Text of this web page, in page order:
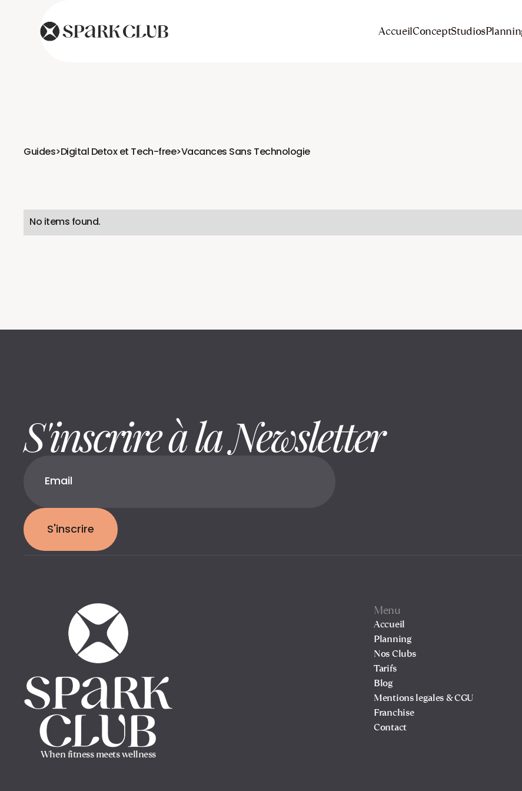
AccueilConceptStudios
Guides>Digital Detox et Tech-free>Vacances Sans Technologie
No items found.
S'inscrire à la Newsletter
S'inscrire
When fitness meets wellness
Menu
Accueil
Planning
Nos Clubs
Tarifs
Blog
Mentions legales & CGU
Franchise
Contact